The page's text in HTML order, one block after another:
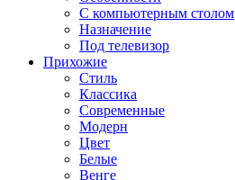
С компьютерным столом
Назначение
Под телевизор
Прихожие
Стиль
Классика
Современные
Модерн
Цвет
Белые
Венге